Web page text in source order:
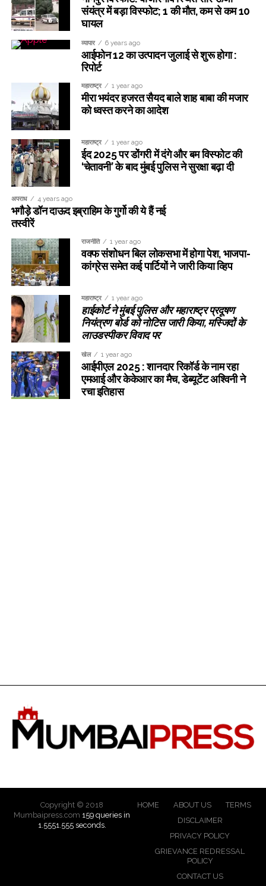
संयंत्र में बड़ा विस्फोट; 1 की मौत, कम से कम 10
घायल
व्यापार 6 years ago
आईफोन 12 का उत्पादन जुलाई से शुरू होगा :
रिपोर्ट
महाराष्ट्र 1 year ago
मीरा भयंदर हजरत सैयद बाले शाह बाबा की मजार
को ध्वस्त करने का आदेश
महाराष्ट्र 1 year ago
ईद 2025 पर डोंगरी में दंगे और बम विस्फोट की
‘चेतावनी’ के बाद मुंबई पुलिस ने सुरक्षा बढ़ा दी
अपराध 4 years ago
भगौड़े डॉन दाऊद इब्राहिम के गुर्गो की ये हैं नई
तस्वीरें
राजनीति 1 year ago
वक्फ संशोधन बिल लोकसभा में होगा पेश, भाजपा-
कांग्रेस समेत कई पार्टियों ने जारी किया व्हिप
महाराष्ट्र 1 year ago
हाईकोर्ट ने मुंबई पुलिस और महाराष्ट्र प्रदूषण
नियंत्रण बोर्ड को नोटिस जारी किया, मस्जिदों के
लाउडस्पीकर विवाद पर
खेल 1 year ago
आईपीएल 2025 : शानदार रिकॉर्ड के नाम रहा
एमआई और केकेआर का मैच, डेब्यूटेंट अश्विनी ने
रचा इतिहास
Copyright © 2018
Mumbaipress.com 159 queries in
1.5551.555 seconds.
HOME ABOUT US
TERMS
DISCLAIMER
PRIVACY POLICY
GRIEVANCE REDRESSAL
POLICY
CONTACT US